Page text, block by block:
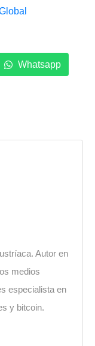
Whatsapp
Autor en
medios
especialista en
y bitcoin.